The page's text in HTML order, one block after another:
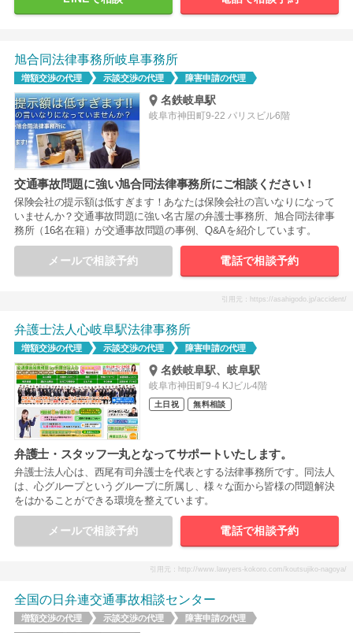
旭合同法律事務所岐阜事務所
増額交渉の代理 示談交渉の代理 障害申請の代理
名鉄岐阜駅
岐阜市神田町9-22 パリスビル6階
交通事故問題に強い旭合同法律事務所にご相談ください！
保険会社の提示額は低すぎます！あなたは保険会社の言いなりになって
いませんか？交通事故問題に強い名古屋の弁護士事務所、旭合同法律事
務所（16名在籍）が交通事故問題の事例、Q&Aを紹介しています。
メールで相談予約 電話で相談予約
引用元：https://asahigodo.jp/accident/
弁護士法人心岐阜駅法律事務所
増額交渉の代理 示談交渉の代理 障害申請の代理
名鉄岐阜駅、岐阜駅
岐阜市神田町9-4 KJビル4階
土日祝 無料相談
弁護士・スタッフ一丸となってサポートいたします。
弁護士法人心は、西尾有司弁護士を代表とする法律事務所です。同法人
は、心グループというグループに所属し、様々な面から皆様の問題解決
をはかることができる環境を整えています。
メールで相談予約 電話で相談予約
引用元：http://www.lawyers-kokoro.com/koutsujiko-nagoya/
全国の日弁連交通事故相談センター
増額交渉の代理 示談交渉の代理 障害申請の代理